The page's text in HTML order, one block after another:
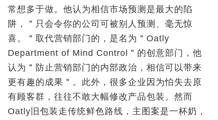
常想多于做。他认为相信市场预测是最大的陷
阱，＂只会令你的公司可被别人预测、毫无惊
喜。＂取代营销部门的，是名为＂Oatly
Department of Mind Control＂的创意部门，他
认为＂防止营销部门的内部政治，相信可以带来
更有趣的成果＂。此外，很多企业因为怕失去原
有顾客群，往往不敢大幅修改产品包装。然而
Oatly旧包装走传统鲜色路线，主图案是一杯奶，